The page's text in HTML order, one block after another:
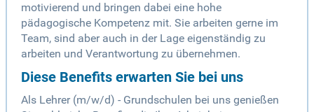
motivierend und bringen dabei eine hohe
pädagogische Kompetenz mit. Sie arbeiten gerne im
Team, sind aber auch in der Lage eigenständig zu
arbeiten und Verantwortung zu übernehmen.
Diese Benefits erwarten Sie bei uns
Als Lehrer (m/w/d) - Grundschulen bei uns genießen